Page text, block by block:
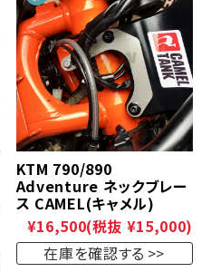
KTM 790/890
Adventure ネックブレー
ス CAMEL(キャメル)
¥16,500(税抜 ¥15,000)
在庫を確認する